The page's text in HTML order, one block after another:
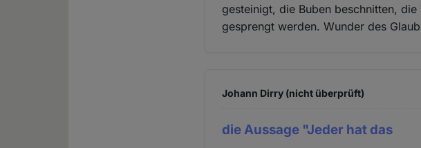
gesteinigt, die Buben beschnitten,
gesprengt werden. Wunder des
Johann Dirry (nicht überprüft)
die Aussage "Jeder hat das